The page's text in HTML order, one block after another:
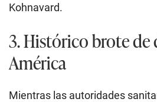
Kohnavard.
3. Histórico brote de
América
Mientras las autoridades